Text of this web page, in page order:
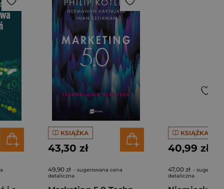
KSIĄŻKA
43,30 zł
49,90 zł - sugerowana cena
detaliczna
KSIĄŻKA
40,99 zł
47,00 zł -
detaliczna